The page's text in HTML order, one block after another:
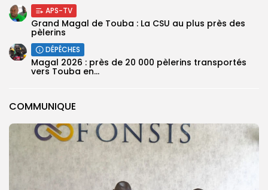
COMMUNIQUE
APS-TV
Grand Magal de Touba : La CSU au plus près des
pèlerins
DÉPÊCHES
Magal 2026 : près de 20 000 pèlerins transportés
vers Touba en...